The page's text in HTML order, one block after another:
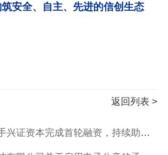
安全、自主、先进的信创生态
返回列表 >
本完成首轮融资，持续助力行业信息技术应用创新